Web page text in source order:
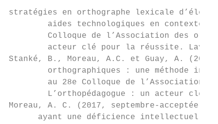
stratégies en orthographe lexicale
aides technologiques en contexte
Colloque de l’Association des
acteur clé pour la réussite.
Stanké, B., Moreau, A.C. et Guay, A.
orthographiques : une méthode
au 28e Colloque de l’Association
L’orthopédagogue : un acteur clé
Moreau, A. C. (2017, septembre-
ayant une déficience intellectuelle